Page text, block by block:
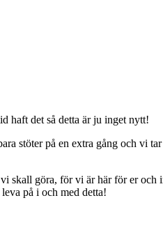
haft det så detta är ju inget nytt!
stöter på en extra gång och vi
skall göra, för vi är här för er
på i och med detta!